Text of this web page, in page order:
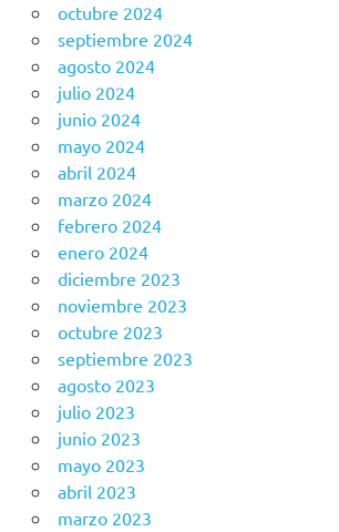
octubre 2024
septiembre 2024
agosto 2024
julio 2024
junio 2024
mayo 2024
abril 2024
marzo 2024
febrero 2024
enero 2024
diciembre 2023
noviembre 2023
octubre 2023
septiembre 2023
agosto 2023
julio 2023
junio 2023
mayo 2023
abril 2023
marzo 2023